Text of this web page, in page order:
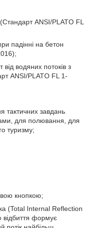
ANSI/PLATO FL
падінні на бетон
від водяних потоків з
ANSI/PLATO FL 1-
тактичних завдань
для полювання, для
туризму;
кнопкою;
(Total Internal Reflection
відбиття формує